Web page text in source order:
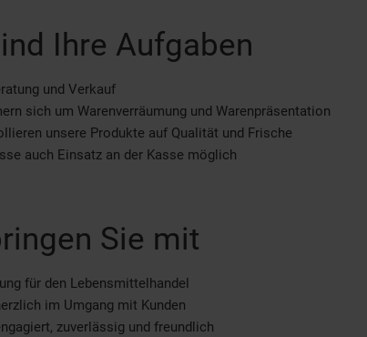
Ihre Aufgaben
und Verkauf
sich um Warenverräumung und Warenpräsentation
unsere Produkte auf Qualität und Frische
auch Einsatz an der Kasse möglich
Sie mit
für den Lebensmittelhandel
im Umgang mit Kunden
zuverlässig und freundlich